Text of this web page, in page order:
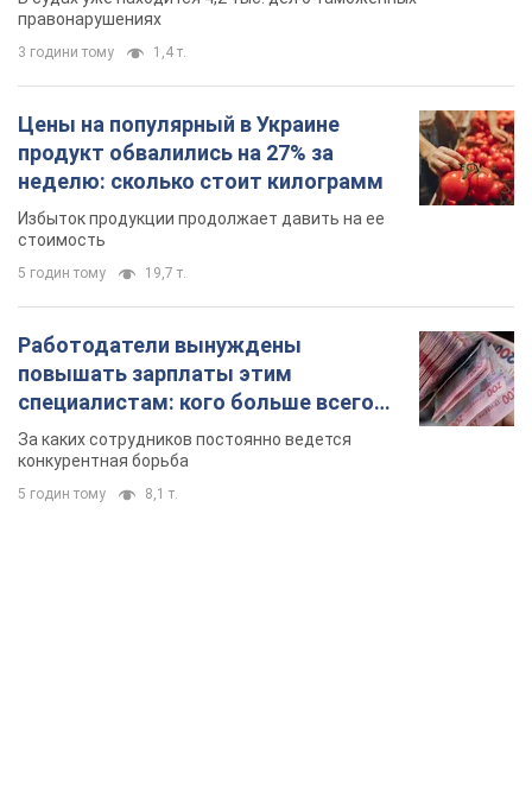
правонарушениях
3 години тому 1,4 т.
Цены на популярный в Украине
продукт обвалились на 27% за
неделю: сколько стоит килограмм
Избыток продукции продолжает давить на ее
стоимость
5 годин тому 19,7 т.
Работодатели вынуждены
повышать зарплаты этим
специалистам: кого больше всего
не хватает на рынке труда
За каких сотрудников постоянно ведется
конкурентная борьба
5 годин тому 8,1 т.